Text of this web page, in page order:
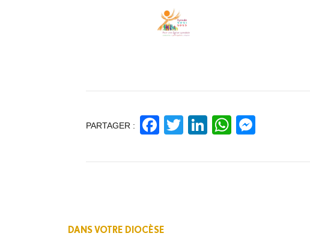
PARTAGER : Facebook
TwitterLinkedIn
WhatsApp
DANS VOTRE DIOCÈSE